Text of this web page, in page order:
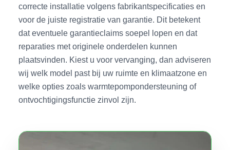
correcte installatie volgens fabrikantspecificaties en
voor de juiste registratie van garantie. Dit betekent
dat eventuele garantieclaims soepel lopen en dat
reparaties met originele onderdelen kunnen
plaatsvinden. Kiest u voor vervanging, dan adviseren
wij welk model past bij uw ruimte en klimaatzone en
welke opties zoals warmtepompondersteuning of
ontvochtigingsfunctie zinvol zijn.